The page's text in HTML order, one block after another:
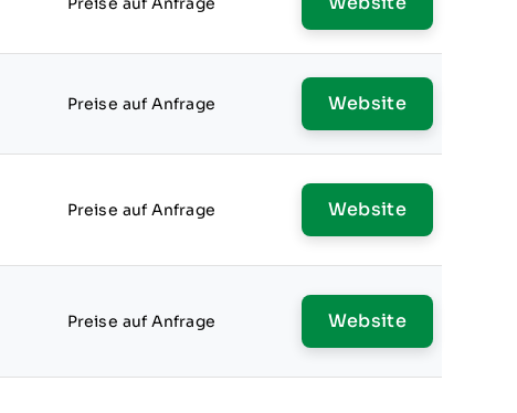
Preise auf Anfrage Website
Preise auf Anfrage Website
Preise auf Anfrage Website